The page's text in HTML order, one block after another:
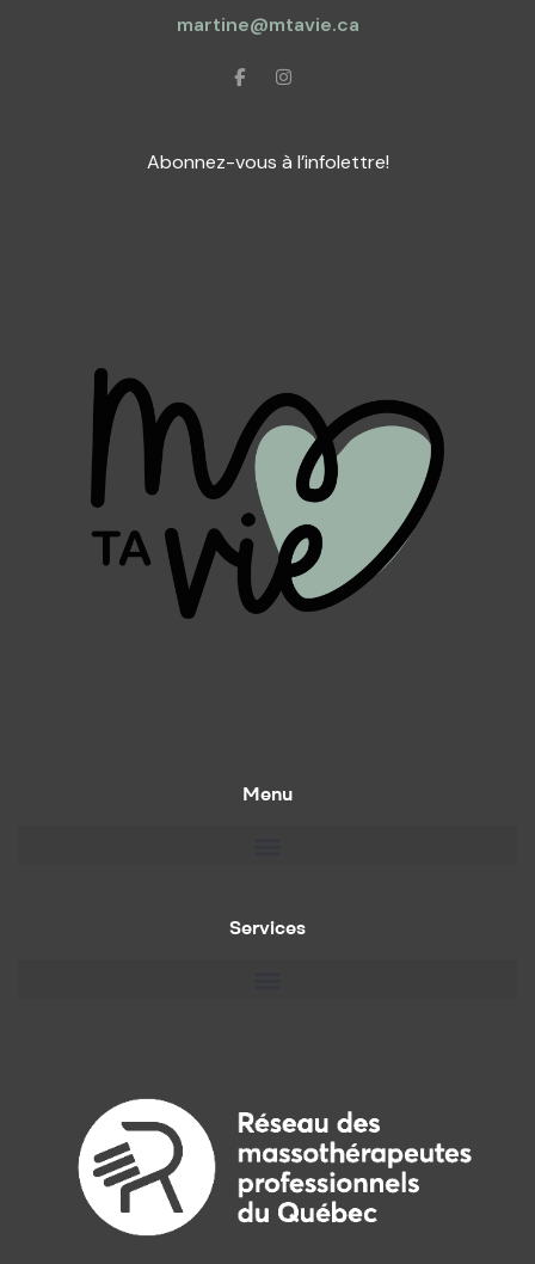
martine@mtavie.ca
Abonnez-vous à l’infolettre!
Menu
Services